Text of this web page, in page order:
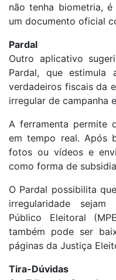
não tenha biometria,
um documento oficial
Pardal
Outro aplicativo
Pardal, que estimula
verdadeiros fiscais da
irregular de campanha
A ferramenta permite
em tempo real. Após
fotos ou vídeos e
como forma de
O Pardal possibilita
irregularidade sejam
Público Eleitoral
também pode ser
páginas da Justiça
Tira-Dúvidas